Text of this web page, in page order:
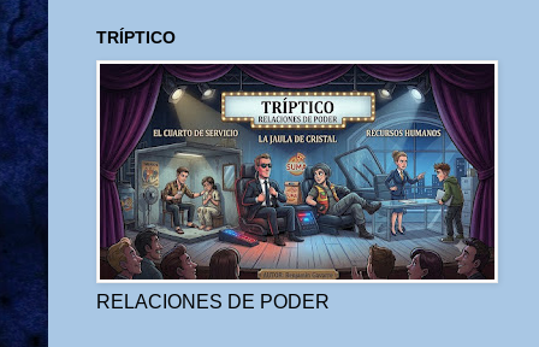
TRÍPTICO
RELACIONES DE PODER